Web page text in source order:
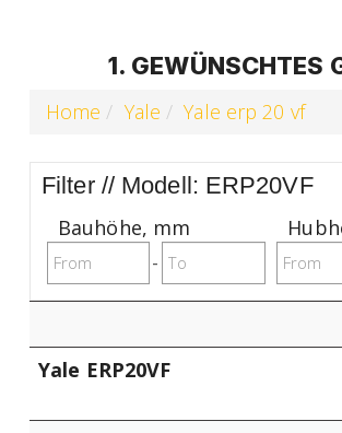
1. GEWÜNSCHTES
Home Yale Yale erp 20 vf
Filter // Modell: ERP20VF
Bauhöhe, mm
-
Yale ERP20VF